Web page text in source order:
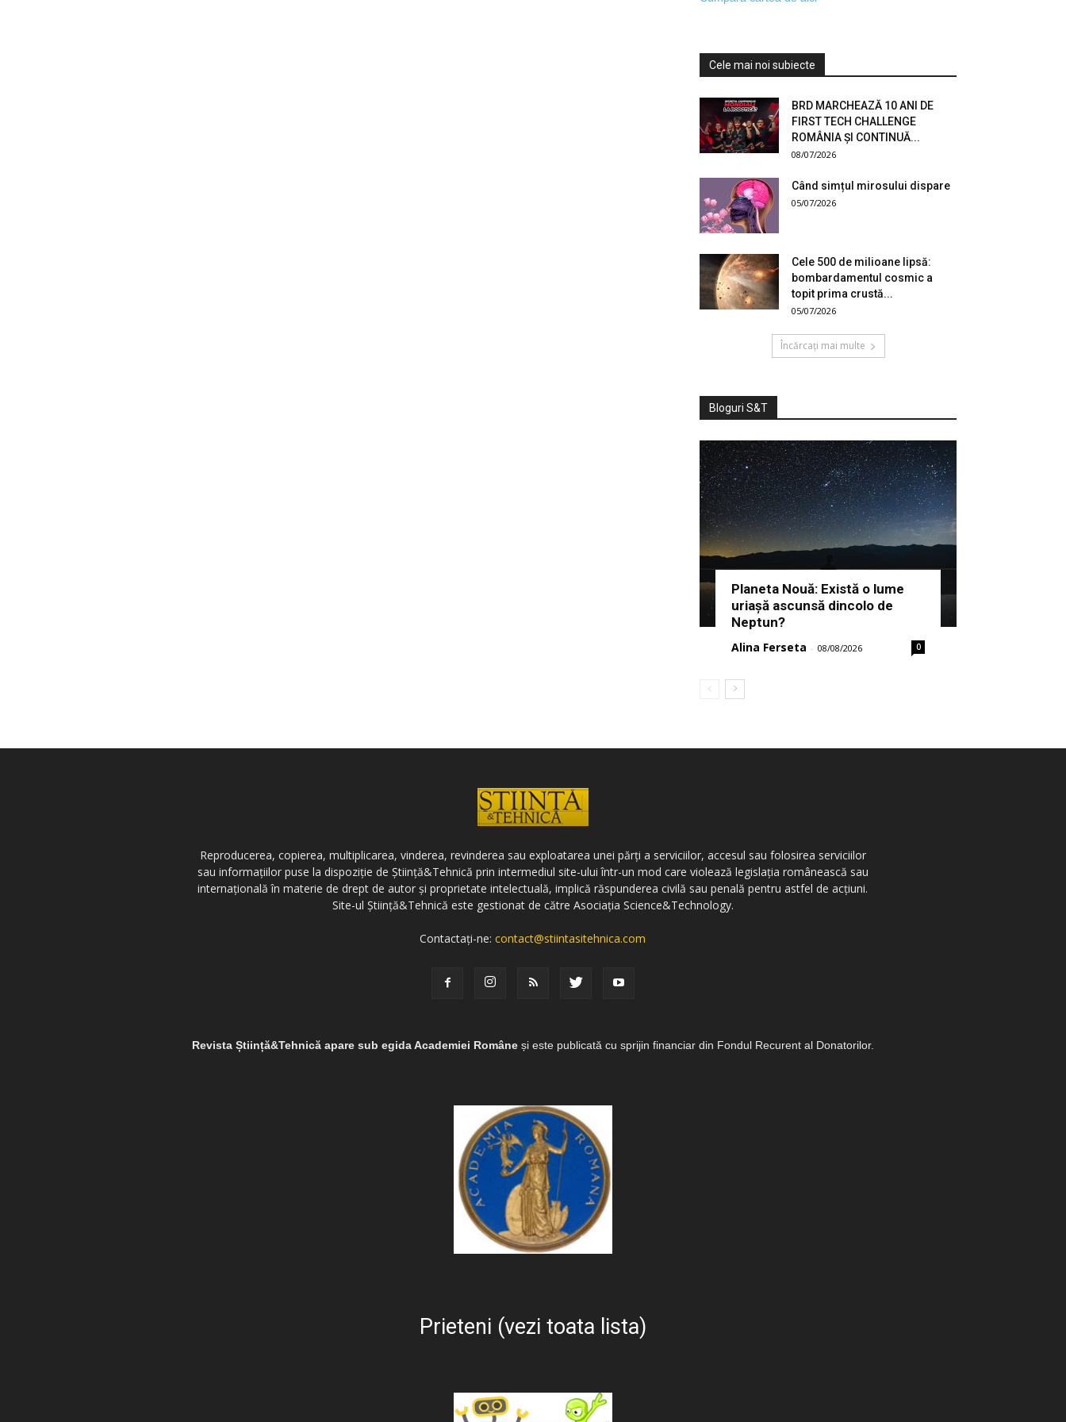
Cele mai noi subiecte
BRD MARCHEAZĂ 10 ANI DE
FIRST TECH CHALLENGE
ROMÂNIA ȘI CONTINUĂ...
08/07/2026
Când simțul mirosului dispare
05/07/2026
Cele 500 de milioane lipsă:
bombardamentul cosmic a
topit prima crustă...
05/07/2026
Încărcați mai multe
Bloguri S&T
Planeta Nouă: Există o lume
uriașă ascunsă dincolo de
Neptun?
Alina Ferseta - 08/08/2026 0
Reproducerea, copierea, multiplicarea, vinderea, revinderea sau exploatarea unei părți a serviciilor, accesul sau folosirea serviciilor
sau informațiilor puse la dispoziție de Știință&Tehnică prin intermediul site-ului într-un mod care violează legislația românească sau
internațională în materie de drept de autor și proprietate intelectuală, implică răspunderea civilă sau penală pentru astfel de acțiuni.
Site-ul Știință&Tehnică este gestionat de către Asociația Science&Technology.
Contactați-ne:contact@stiintasitehnica.com
Revista Știință&Tehnică apare sub egida Academiei Române și este publicată cu sprijin financiar din Fondul Recurent al Donatorilor.
Prieteni (vezi toata lista)